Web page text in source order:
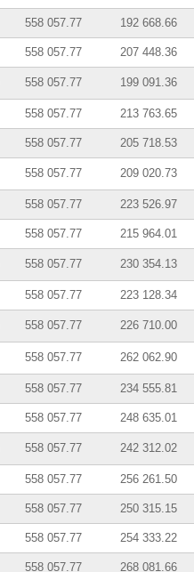
558 057.77 192 668.66
558 057.77 207 448.36
558 057.77 199 091.36
558 057.77 213 763.65
558 057.77 205 718.53
558 057.77 209 020.73
558 057.77 223 526.97
558 057.77 215 964.01
558 057.77 230 354.13
558 057.77 223 128.34
558 057.77 226 710.00
558 057.77 262 062.90
558 057.77 234 555.81
558 057.77 248 635.01
558 057.77 242 312.02
558 057.77 256 261.50
558 057.77 250 315.15
558 057.77 254 333.22
558 057.77 268 081.66